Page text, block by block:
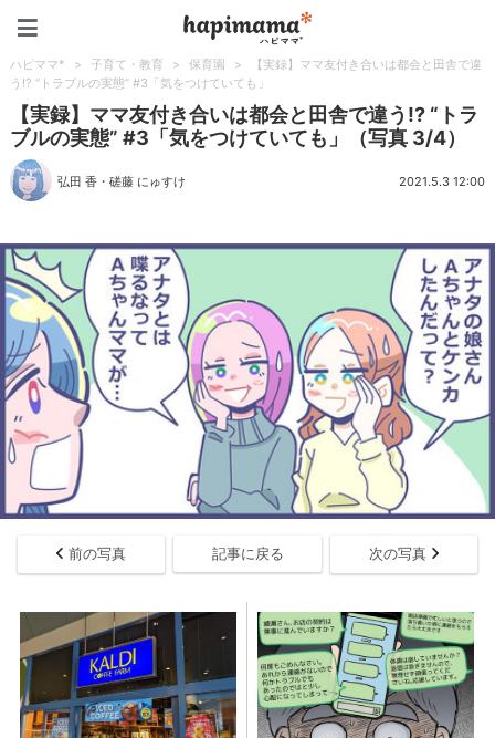
ハピママ* > 子育て・教育 > 保育園 >
【実録】ママ友付き合いは都会と田舎で違
う!? “トラブルの実態” #3「気をつけていても」
【実録】ママ友付き合いは都会と田舎で違う!? “トラ
ブルの実態” #3「気をつけていても」（写真 3/4）
弘田 香 ・磋藤 にゅすけ 2021.5.3 12:00
前の写真 記事に戻る 次の写真